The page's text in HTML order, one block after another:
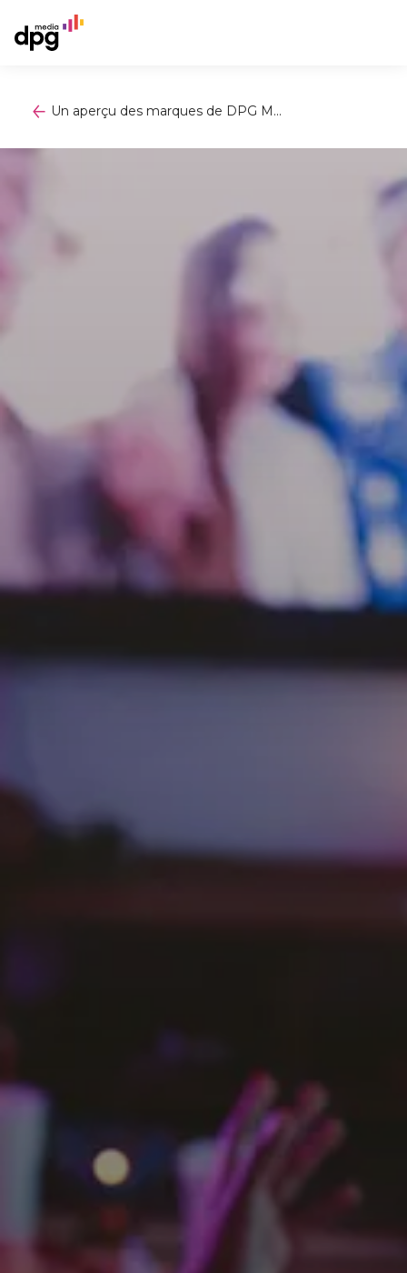
Un aperçu des marques de DPG M...